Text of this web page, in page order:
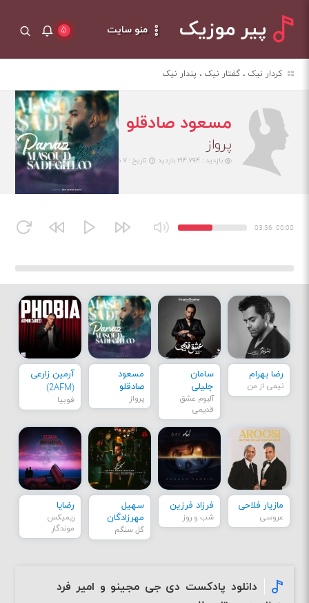
پیر موزیک منو سایت ۵
کردار نیک ، گفتار نیک ، پندار نیک
00:00
03:36
مسعود صادقلو
پرواز
بازدید : ۲۱۴,۷۹۴ بازدید تاریخ : ۷ مهر ۱۴۰۴
رضا بهرام
نیمی از من
سامان
جلیلی
آلبوم عشق
قدیمی
مسعود
صادقلو
پرواز
آرمین زارعی
(2AFM)
فوبیا
مازیار فلاحی
عروسی
فرزاد فرزین
شب و روز
سهیل
مهرزادگان
گل سنگم
رضایا
ریمیکس
موندگار
دانلود پادکست دی جی مجینو و امیر فرد